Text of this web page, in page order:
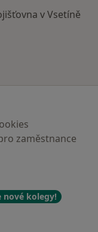
v Vsetíně
zaměstnance
nové kolegy!